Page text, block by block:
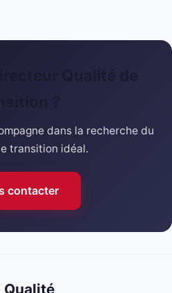
dans la recherche du
transition idéal.
contacter
Qualité